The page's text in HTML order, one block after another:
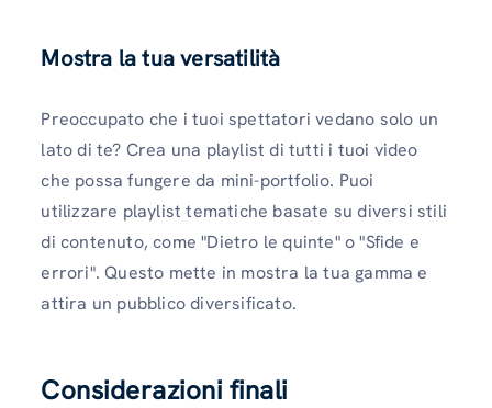
Mostra la tua versatilità
Preoccupato che i tuoi spettatori vedano solo un
lato di te? Crea una playlist di tutti i tuoi video
che possa fungere da mini-portfolio. Puoi
utilizzare playlist tematiche basate su diversi stili
di contenuto, come "Dietro le quinte" o "Sfide e
errori". Questo mette in mostra la tua gamma e
attira un pubblico diversificato.
Considerazioni finali